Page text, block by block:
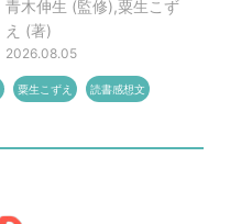
青木伸生 (監修),粟生こず
え (著)
2026.08.05
粟生こずえ 読書感想文